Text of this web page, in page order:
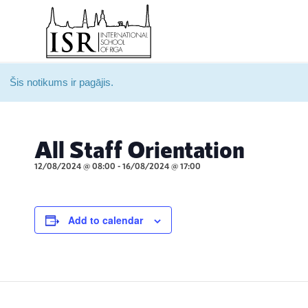
Šis notikums ir pagājis.
All Staff Orientation
12/08/2024 @ 08:00 - 16/08/2024 @ 17:00
Add to calendar